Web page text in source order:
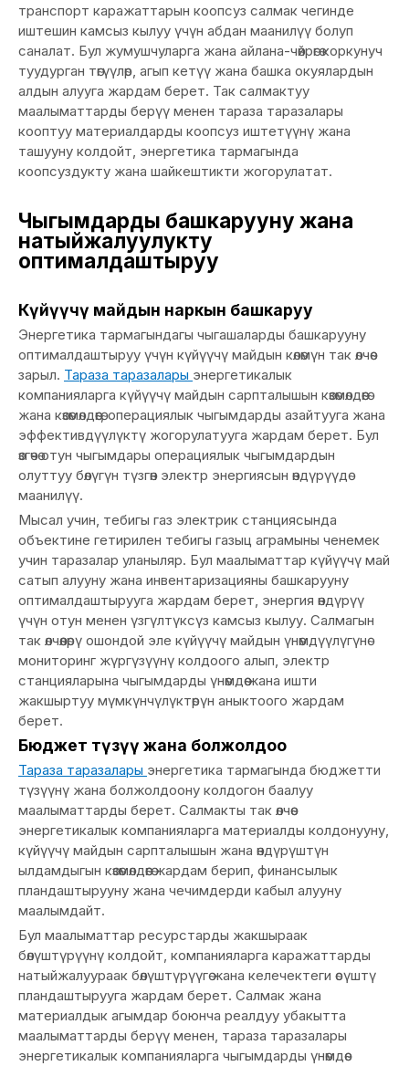
транспорт каражаттарын коопсуз салмак чегинде
иштешин камсыз кылуу үчүн абдан маанилүү болуп
саналат. Бул жумушчуларга жана айлана-чөйрөгө коркунуч
туудурган төгүүлөр, агып кетүү жана башка окуялардын
алдын алууга жардам берет. Так салмактуу
маалыматтарды берүү менен тараза таразалары
кооптуу материалдарды коопсуз иштетүүнү жана
ташууну колдойт, энергетика тармагында
коопсуздукту жана шайкештикти жогорулатат.
Чыгымдарды башкарууну жана
натыйжалуулукту
оптималдаштыруу
Күйүүчү майдын наркын башкаруу
Энергетика тармагындагы чыгашаларды башкарууну
оптималдаштыруу үчүн күйүүчү майдын көлөмүн так өлчөө
зарыл. Тараза таразалары энергетикалык
компанияларга күйүүчү майдын сарпталышын көзөмөлдөөгө
жана көзөмөлдөөгө, операциялык чыгымдарды азайтууга жана
эффективдүүлүктү жогорулатууга жардам берет. Бул
өзгөчө отун чыгымдары операциялык чыгымдардын
олуттуу бөлүгүн түзгөн электр энергиясын өндүрүүдө
маанилүү.
Мысал учин, тебигы газ электрик станциясында
объектине гетирилен тебигы газыц аграмыны ченемек
учин таразалар уланыляр. Бул маалыматтар күйүүчү май
сатып алууну жана инвентаризацияны башкарууну
оптималдаштырууга жардам берет, энергия өндүрүү
үчүн отун менен үзгүлтүксүз камсыз кылуу. Салмагын
так өлчөөлөрү ошондой эле күйүүчү майдын үнөмдүүлүгүнө
мониторинг жүргүзүүнү колдоого алып, электр
станцияларына чыгымдарды үнөмдөө жана ишти
жакшыртуу мүмкүнчүлүктөрүн аныктоого жардам
берет.
Бюджет түзүү жана болжолдоо
Тараза таразалары энергетика тармагында бюджетти
түзүүнү жана болжолдоону колдогон баалуу
маалыматтарды берет. Салмакты так өлчөө
энергетикалык компанияларга материалды колдонууну,
күйүүчү майдын сарпталышын жана өндүрүштүн
ылдамдыгын көзөмөлдөөгө жардам берип, финансылык
пландаштырууну жана чечимдерди кабыл алууну
маалымдайт.
Бул маалыматтар ресурстарды жакшыраак
бөлүштүрүүнү колдойт, компанияларга каражаттарды
натыйжалуураак бөлүштүрүүгө жана келечектеги өсүштү
пландаштырууга жардам берет. Салмак жана
материалдык агымдар боюнча реалдуу убакытта
маалыматтарды берүү менен, тараза таразалары
энергетикалык компанияларга чыгымдарды үнөмдөө